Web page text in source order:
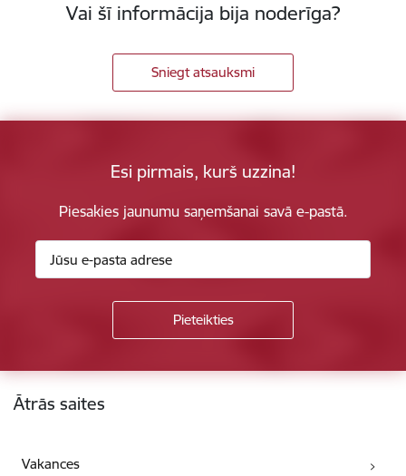
Vai šī informācija bija noderīga?
Sniegt atsauksmi
Esi pirmais, kurš uzzina!
Piesakies jaunumu saņemšanai savā e-pastā.
Kājene
Ātrās saites
Vakances